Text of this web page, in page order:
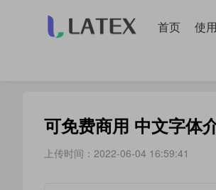
首页 使
可免费商用 中文字体
上传时间：2022-06-04 16:59:41